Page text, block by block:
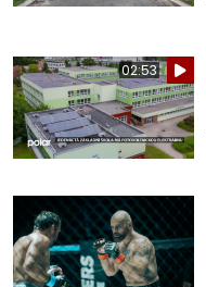
02:53